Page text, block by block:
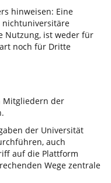
hinweisen: Eine
nichtuniversitäre
Nutzung, ist weder für
noch für Dritte
Mitgliedern der
der Universität
auch
auf die Plattform
Wege zentrale